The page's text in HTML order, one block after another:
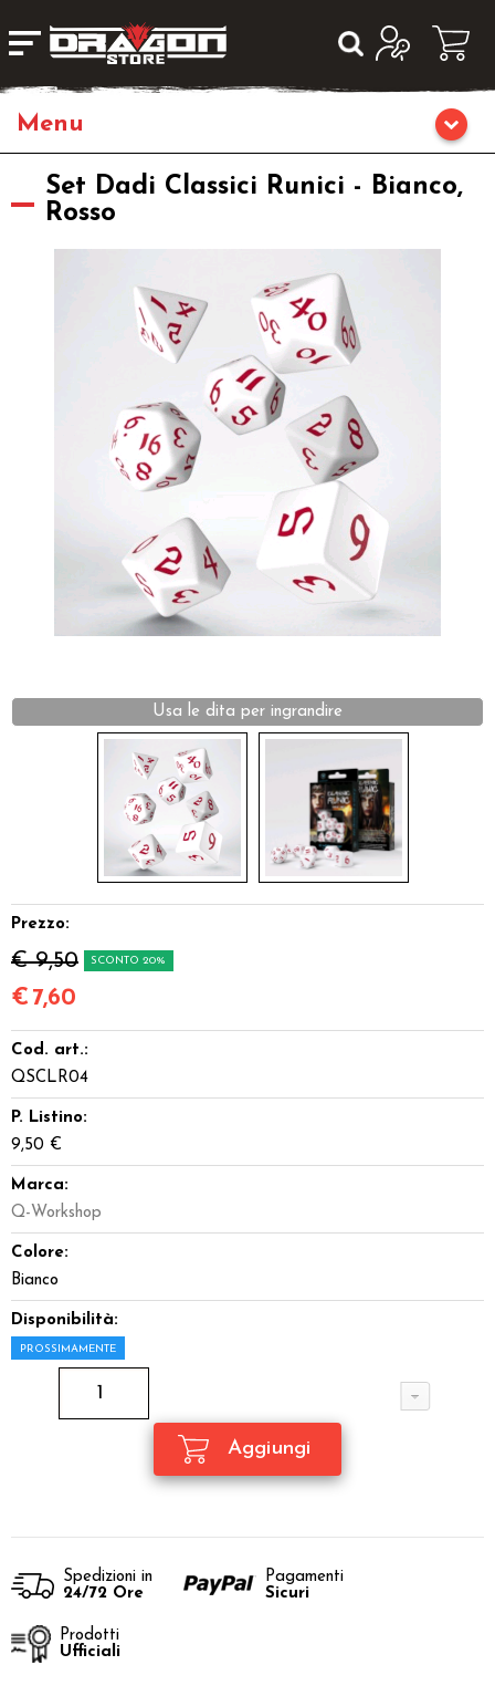
Giochi da Tavolo
Giochi di Carte Collezionabili
Giocattoli e Gadget
Set Dadi Classici Runici - Bianco,
Rosso
Usa le dita per ingrandire
Prezzo:
€ 9,50 SCONTO 20%
€ 7,60
Cod. art.:
QSCLR04
P. Listino:
9,50 €
Marca:
Q-Workshop
Colore:
Bianco
Disponibilità:
PROSSIMAMENTE
Spedizioni in
24/72 Ore
Pagamenti
Sicuri
Prodotti
Ufficiali